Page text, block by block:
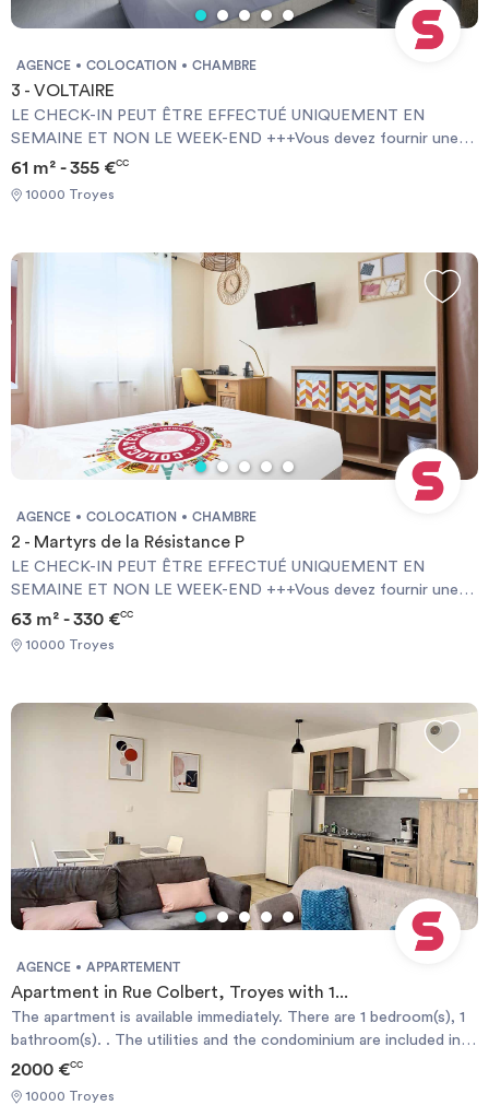
AGENCE COLOCATION CHAMBRE
3 - VOLTAIRE
LE CHECK-IN PEUT ÊTRE EFFECTUÉ UNIQUEMENT EN
SEMAINE ET NON LE WEEK-END +++Vous devez fournir une
Garantie Visale obligatoirement et une assurance habitation+++
[ENG] CHECK-IN CAN ONLY BE DONE ON WEEKDAYS AND
NOT AT WEEKENDS +++You must provide a Visale Guarantee
61 m² - 355 €CC
10000 Troyes
AGENCE COLOCATION CHAMBRE
2 - Martyrs de la Résistance P
LE CHECK-IN PEUT ÊTRE EFFECTUÉ UNIQUEMENT EN
SEMAINE ET NON LE WEEK-END +++Vous devez fournir une
Garantie Visale obligatoirement et une assurance habitation+++
[ENG] CHECK-IN CAN ONLY BE DONE ON WEEKDAYS AND
63 m² - 330 €CC
10000 Troyes
AGENCE APPARTEMENT
Apartment in Rue Colbert, Troyes with 1...
The apartment is available immediately. There are 1 bedroom(s), 1
bathroom(s). . The utilities and the condominium are included in
the rent price. A minimum stay of 1 month(s) is required. It is
possible to book directly online.
2000 €CC
10000 Troyes